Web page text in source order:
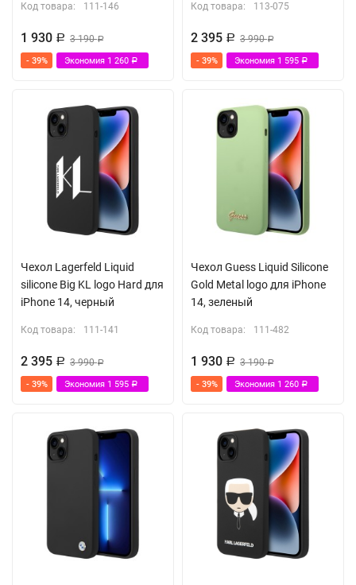
Код товара: 111-146
1 930 Р 3 190Р
- 39% Экономия 1 260 Р
Код товара: 113-075
2 395 Р 3 990Р
- 39% Экономия 1 595 Р
Чехол Lagerfeld Liquid
silicone Big KL logo Hard для
iPhone 14, черный
Код товара: 111-141
2 395 Р 3 990Р
- 39% Экономия 1 595 Р
Чехол Guess Liquid Silicone
Gold Metal logo для iPhone
14, зеленый
Код товара: 111-482
1 930 Р 3 190Р
- 39% Экономия 1 260 Р